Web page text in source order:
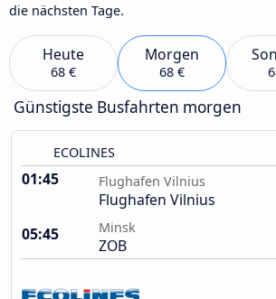
die nächsten Tage.
Heute
68 €
Morgen
68 €
Günstigste Busfahrten morgen
ECOLINES
01:45 Flughafen Vilnius
Flughafen Vilnius
05:45
Minsk
ZOB